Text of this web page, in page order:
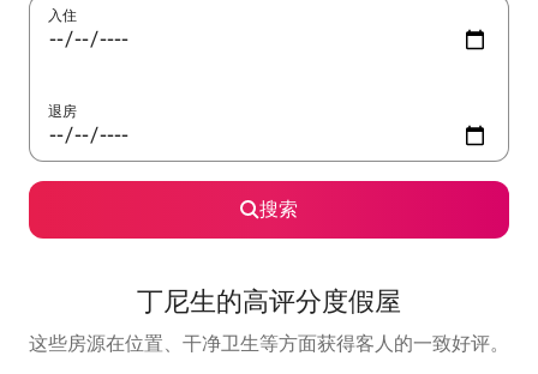
入住
退房
搜索
丁尼生的高评分度假屋
这些房源在位置、干净卫生等方面获得客人的一致好评。